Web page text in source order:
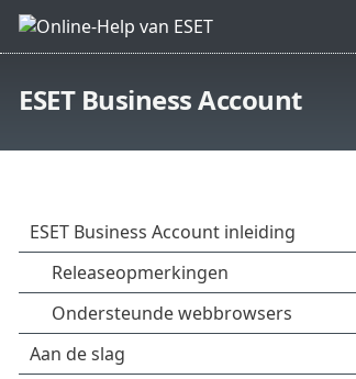
ESET Business Account